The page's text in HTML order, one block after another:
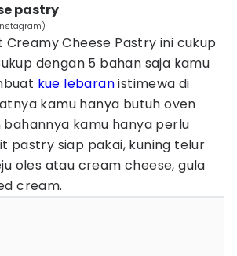
pastry
Cheese Pastry ini cukup
dengan 5 bahan saja kamu
kue lebaranistimewa di
kamu hanya butuh oven
bahannya kamu hanya perlu
pastry siap pakai, kuning telur
oles atau cream cheese, gula
cream.